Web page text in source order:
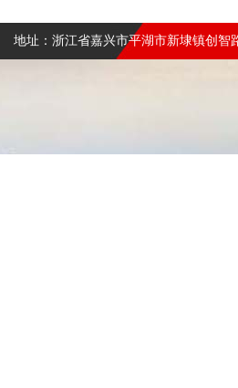
地址：浙江省嘉兴市平湖市新埭镇创智